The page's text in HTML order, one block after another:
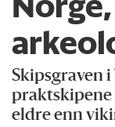
Skipsgraven
praktskipene
eldre enn